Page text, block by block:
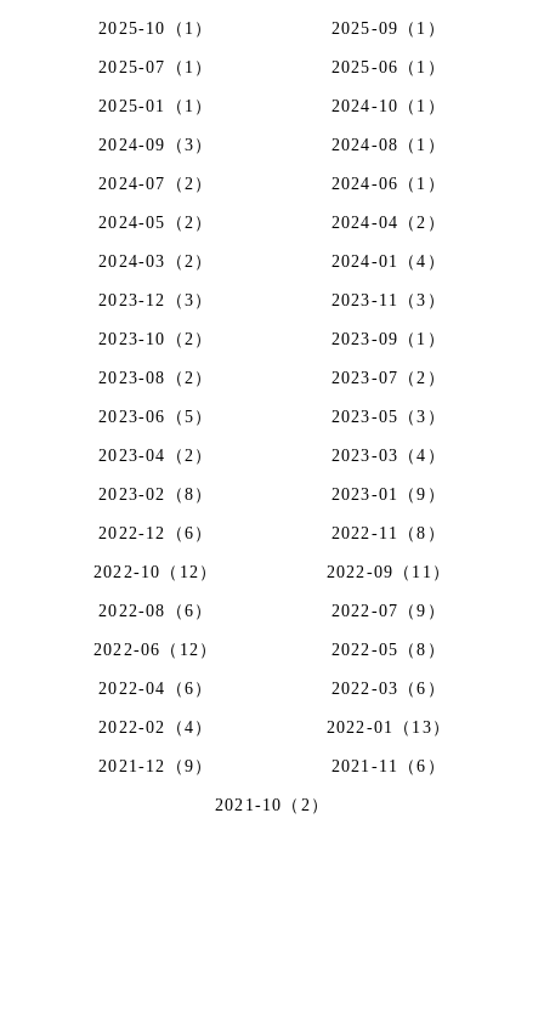
2025-10（1） 2025-09（1）
2025-07（1） 2025-06（1）
2025-01（1） 2024-10（1）
2024-09（3） 2024-08（1）
2024-07（2） 2024-06（1）
2024-05（2） 2024-04（2）
2024-03（2） 2024-01（4）
2023-12（3） 2023-11（3）
2023-10（2） 2023-09（1）
2023-08（2） 2023-07（2）
2023-06（5） 2023-05（3）
2023-04（2） 2023-03（4）
2023-02（8） 2023-01（9）
2022-12（6） 2022-11（8）
2022-10（12） 2022-09（11）
2022-08（6） 2022-07（9）
2022-06（12） 2022-05（8）
2022-04（6） 2022-03（6）
2022-02（4） 2022-01（13）
2021-12（9） 2021-11（6）
2021-10（2）